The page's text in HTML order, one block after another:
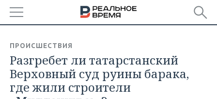
БАШКОРТОСТАН
ТАТАРСТАН
НОВОСТИ
АНАЛИТИКА
ПРОИСШЕСТВИЯ
Разгребет ли татарстанский
Верховный суд руины барака,
где жили строители